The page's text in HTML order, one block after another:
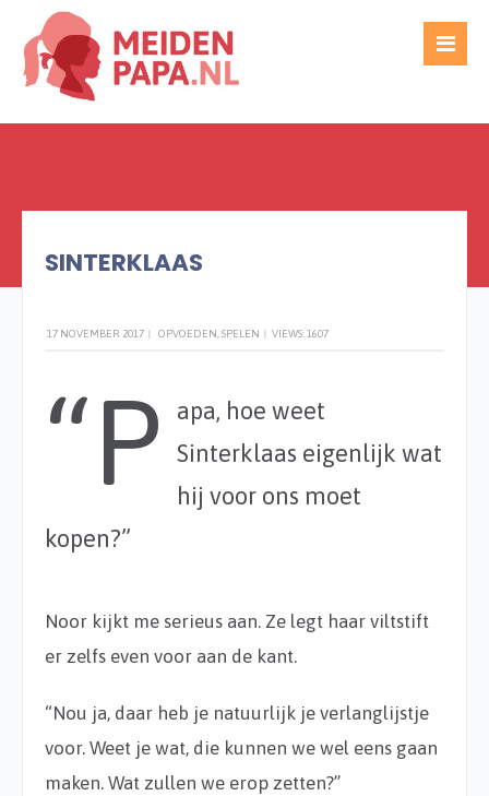
SINTERKLAAS
17 NOVEMBER 2017 | OPVOEDEN SPELEN | VIEWS: 1607
“P
apa, hoe weet
Sinterklaas eigenlijk wat
hij voor ons moet
kopen?”
Noor kijkt me serieus aan. Ze legt haar viltstift
er zelfs even voor aan de kant.
“Nou ja, daar heb je natuurlijk je verlanglijstje
voor. Weet je wat, die kunnen we wel eens gaan
maken. Wat zullen we erop zetten?”